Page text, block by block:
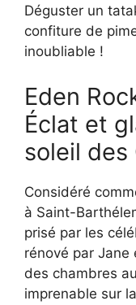
Déguster un
confiture de
inoubliable !
Eden
Éclat et
soleil des
Considéré
à Saint-
prisé par les
rénové par
des chambres
imprenable sur